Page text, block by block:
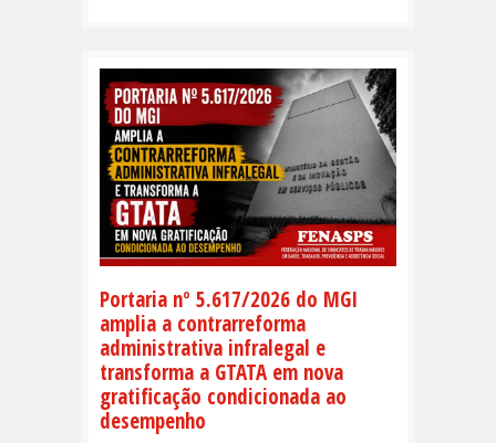
Portaria nº 5.617/2026 do MGI
amplia a contrarreforma
administrativa infralegal e
transforma a GTATA em nova
gratificação condicionada ao
desempenho